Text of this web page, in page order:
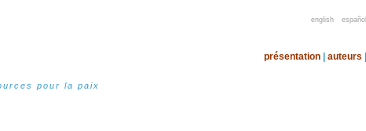
english español
pour la paix
présentation auteurs